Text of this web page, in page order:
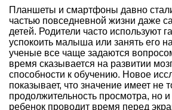
Планшеты и смартфоны давно
частью повседневной жизни даже
детей. Родители часто используют
успокоить малыша или занять его
ученые все чаще задаются
время сказывается на развитии
способности к обучению. Новое
показывает, что значение имеет не
продолжительность просмотра, но и
ребенок проводит время перед